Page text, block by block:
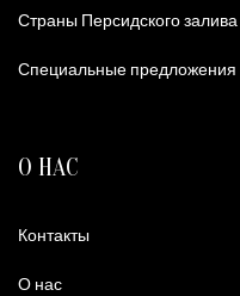
Страны Персидского залива
Специальные предложения
О НАС
Контакты
О нас